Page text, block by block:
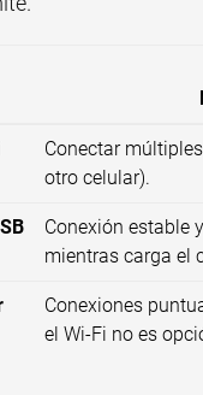
Conectar
otro celular).
Conexión estable
mientras carga el
Conexiones
el Wi-Fi no es